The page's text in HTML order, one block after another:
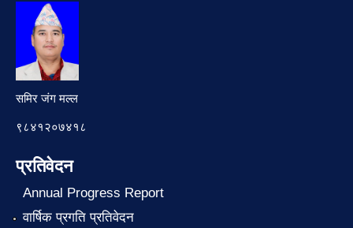
समिर जंग मल्ल
९८४१२०७४१८
प्रतिवेदन
Annual Progress Report
वार्षिक प्रगति प्रतिवेदन